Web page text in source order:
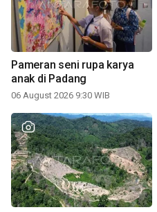
Pameran seni rupa karya
anak di Padang
06 August 2026 9:30 WIB